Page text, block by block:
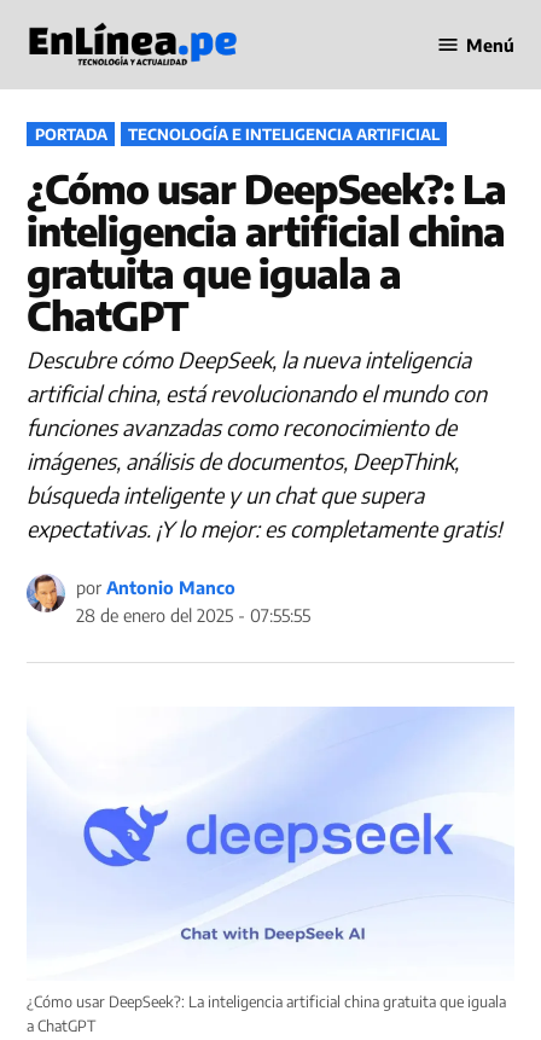
contenido
en Línea
Menú
PUBLICADO
EN
PORTADA TECNOLOGÍA E INTELIGENCIA ARTIFICIAL
¿Cómo usar DeepSeek?: La
inteligencia artificial china
gratuita que iguala a
ChatGPT
Descubre cómo DeepSeek, la nueva inteligencia
artificial china, está revolucionando el mundo con
funciones avanzadas como reconocimiento de
imágenes, análisis de documentos, DeepThink,
búsqueda inteligente y un chat que supera
expectativas. ¡Y lo mejor: es completamente gratis!
por Antonio Manco
28 de enero del 2025 - 07:55:55
¿Cómo usar DeepSeek?: La inteligencia artificial china gratuita que iguala
a ChatGPT